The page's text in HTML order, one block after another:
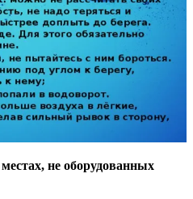
не оборудованных